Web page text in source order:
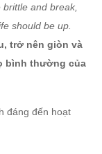
and break,
should be up.
trở nên giòn và
bình thường của
đáng đến hoạt